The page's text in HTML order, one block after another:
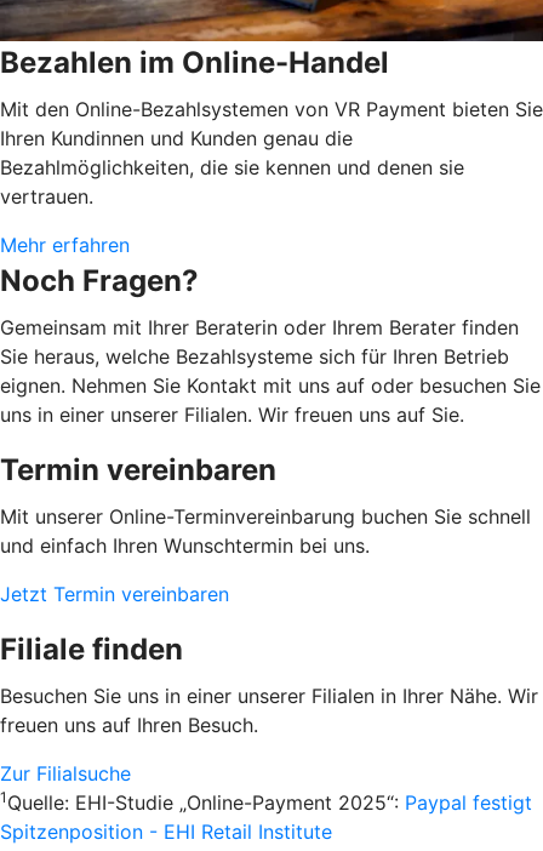
Bezahlen im Online-Handel
Mit den Online-Bezahlsystemen von VR Payment bieten Sie
Ihren Kundinnen und Kunden genau die
Bezahlmöglichkeiten, die sie kennen und denen sie
vertrauen.
Mehr erfahren
Noch Fragen?
Gemeinsam mit Ihrer Beraterin oder Ihrem Berater finden
Sie heraus, welche Bezahlsysteme sich für Ihren Betrieb
eignen. Nehmen Sie Kontakt mit uns auf oder besuchen Sie
uns in einer unserer Filialen. Wir freuen uns auf Sie.
Termin vereinbaren
Mit unserer Online-Terminvereinbarung buchen Sie schnell
und einfach Ihren Wunschtermin bei uns.
Jetzt Termin vereinbaren
Filiale finden
Besuchen Sie uns in einer unserer Filialen in Ihrer Nähe. Wir
freuen uns auf Ihren Besuch.
Zur Filialsuche
1 Quelle: EHI-Studie „Online-Payment 2025“: Paypal festigt
Spitzenposition - EHI Retail Institute